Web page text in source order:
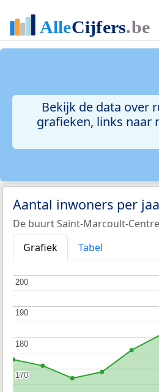
Bekijk de data over
grafieken, links naar
Aantal inwoners per
De buurt Saint-Marcoult-
Grafiek
Tabel
170
170
180
180
190
190
200
200